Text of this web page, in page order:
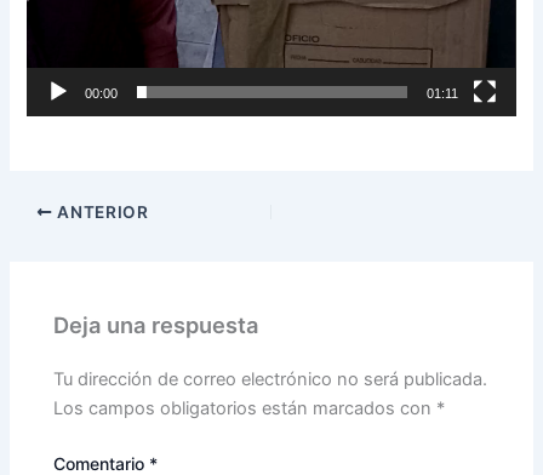
00:00 01:11
ANTERIOR
Deja una respuesta
Tu dirección de correo electrónico no será publicada.
Los campos obligatorios están marcados con *
Comentario *